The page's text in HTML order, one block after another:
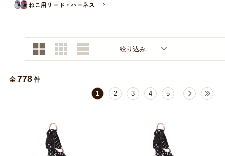
ねこ用リード・ハーネス
絞り込み
全 778 件
1
2 3 4 5